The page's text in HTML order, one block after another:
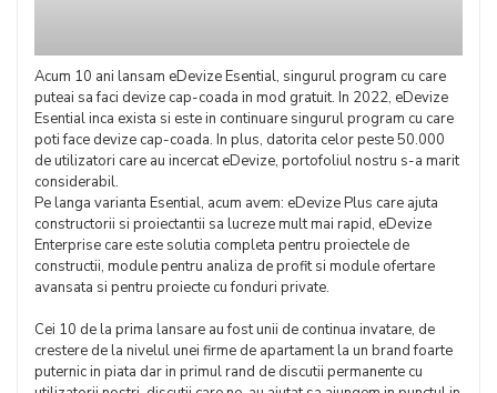
Acum 10 ani lansam eDevize Esential, singurul program cu care
puteai sa faci devize cap-coada in mod gratuit. In 2022, eDevize
Esential inca exista si este in continuare singurul program cu care
poti face devize cap-coada. In plus, datorita celor peste 50.000
de utilizatori care au incercat eDevize, portofoliul nostru s-a marit
considerabil.
Pe langa varianta Esential, acum avem: eDevize Plus care ajuta
constructorii si proiectantii sa lucreze mult mai rapid, eDevize
Enterprise care este solutia completa pentru proiectele de
constructii, module pentru analiza de profit si module ofertare
avansata si pentru proiecte cu fonduri private.
Cei 10 de la prima lansare au fost unii de continua invatare, de
crestere de la nivelul unei firme de apartament la un brand foarte
puternic in piata dar in primul rand de discutii permanente cu